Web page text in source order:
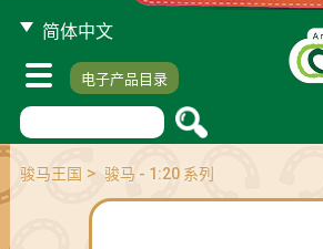
简体中文
电子产品目录
骏马王国 > 骏马 - 1:20 系列